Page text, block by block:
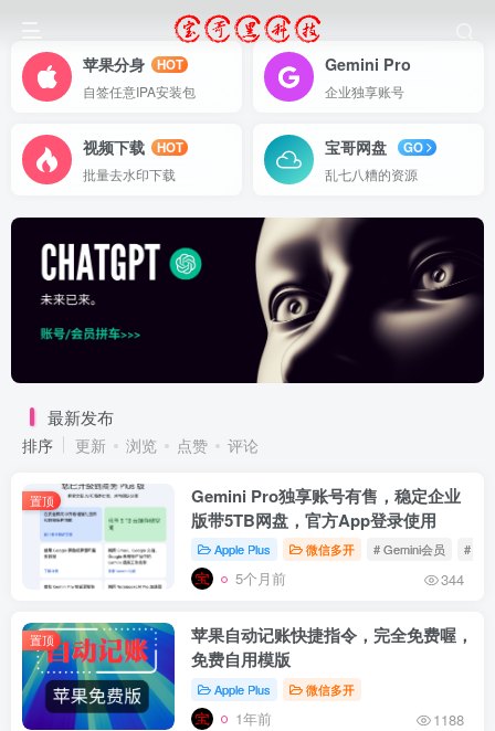
苹果分身
HOT
自签任意IPA安装包
Gemini Pro
企业独享账号
视频下载
HOT
批量去水印下载
宝哥网盘
GO
乱七八糟的资源
最新发布
排序 更新 浏览 点赞 评论
置顶
Gemini Pro独享账号有售，稳定企业
版带5TB网盘，官方App登录使用
Apple Plus 微信多开 # Gemini会员 #
5个月前 344
置顶
苹果自动记账快捷指令，完全免费喔，
免费自用模版
Apple Plus 微信多开
1年前 1188